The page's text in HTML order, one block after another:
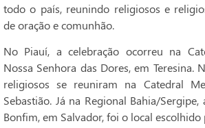
todo o país, reunindo religiosos e
de oração e comunhão.
No Piauí, a celebração ocorreu na
Nossa Senhora das Dores, em Teresina.
religiosos se reuniram na Catedral
Sebastião. Já na Regional Bahia/
Bonfim, em Salvador, foi o local escolhido